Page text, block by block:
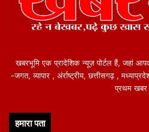
खबरभूमि एक प्रादेशिक न्यूज़ पोर्टल हैं, जहां
-जगत, व्यापार , अंर्राष्ट्रीय, छत्तीसगढ़ ,
प्रथम खबर
हमारा पता